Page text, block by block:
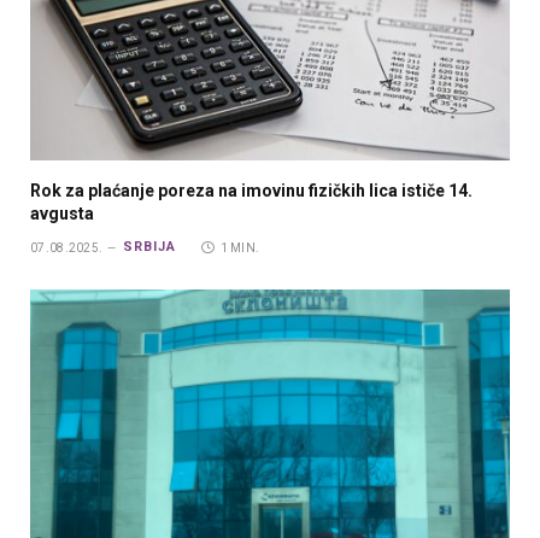
Rok za plaćanje poreza na imovinu fizičkih lica ističe 14.
avgusta
07.08.2025. SRBIJA 1 MIN.